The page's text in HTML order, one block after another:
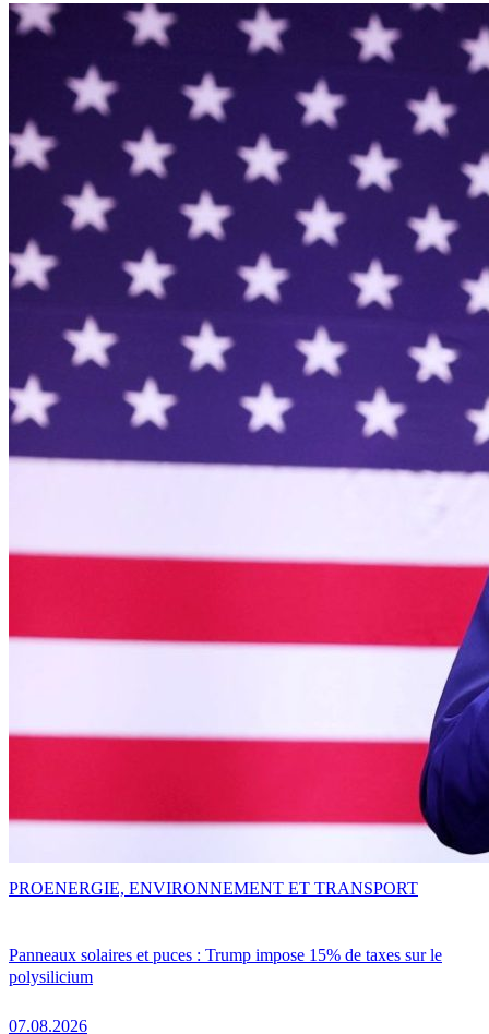
Panneaux solaires et puces : Trump impose 15% de taxes sur le
polysilicium
07.08.2026
PROENERGIE, ENVIRONNEMENT ET TRANSPORT